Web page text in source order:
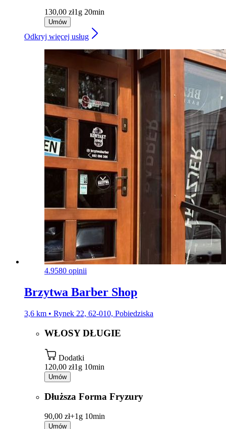
130,00 zł1g 20min
Umów
Odkryj więcej usług
4.9580 opinii
Brzytwa Barber Shop
3,6 km • Rynek 22, 62-010, Pobiedziska
WŁOSY DŁUGIE
Dodatki
120,00 zł1g 10min
Umów
Dłuższa Forma Fryzury
90,00 zł+1g 10min
Umów